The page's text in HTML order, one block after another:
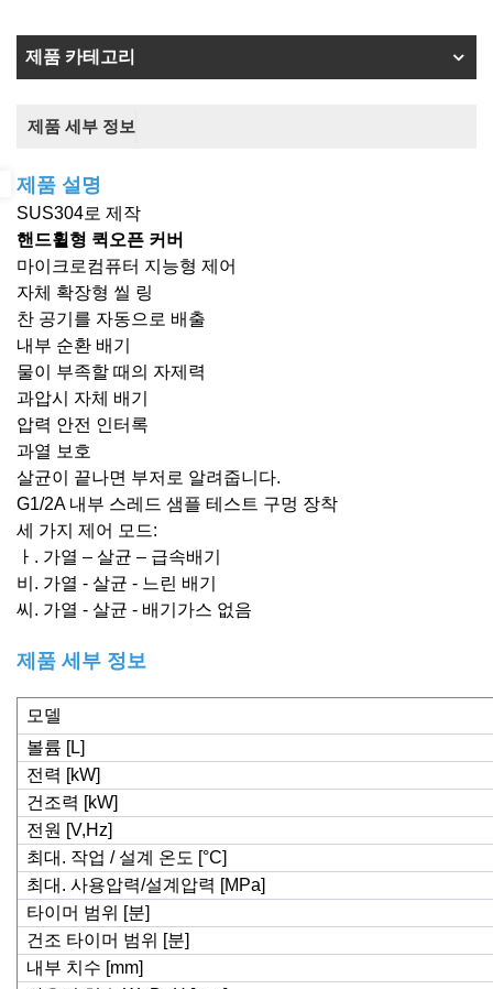
제품 카테고리
제품 세부 정보
제품 설명
SUS304로 제작
핸드휠형 퀵오픈 커버
마이크로컴퓨터 지능형 제어
자체 확장형 씰 링
찬 공기를 자동으로 배출
내부 순환 배기
물이 부족할 때의 자제력
과압시 자체 배기
압력 안전 인터록
과열 보호
살균이 끝나면 부저로 알려줍니다.
G1/2A 내부 스레드 샘플 테스트 구멍 장착
세 가지 제어 모드:
ㅏ. 가열 – 살균 – 급속배기
비. 가열 - 살균 - 느린 배기
씨. 가열 - 살균 - 배기가스 없음
제품 세부 정보
모델
볼륨 [L]
전력 [kW]
건조력 [kW]
전원 [V,Hz]
최대. 작업 / 설계 온도 [°C]
최대. 사용압력/설계압력 [MPa]
타이머 범위 [분]
건조 타이머 범위 [분]
내부 치수 [mm]